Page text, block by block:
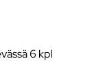
6 kpl